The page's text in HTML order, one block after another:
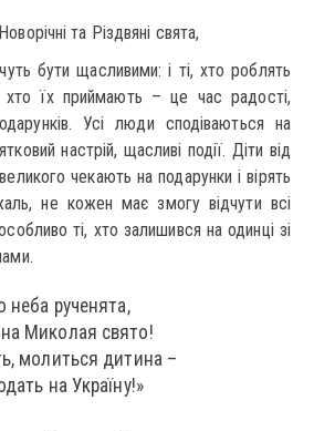
та Різдвяні свята,
бути щасливими: і ті, хто роблять
хто їх приймають – це час радості,
Усі люди сподіваються на
настрій, щасливі події. Діти від
чекають на подарунки і вірять
не кожен має змогу відчути всі
ті, хто залишився на одинці зі
неба рученята,
Миколая свято!
молиться дитина –
на Україну!»